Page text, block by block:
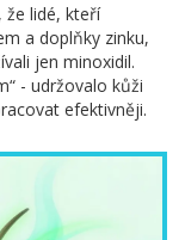
že lidé, kteří
a doplňky zinku,
jen minoxidil.
- udržovalo kůži
efektivněji.